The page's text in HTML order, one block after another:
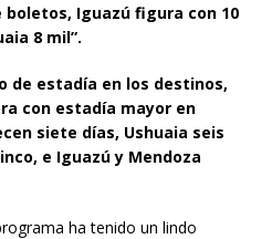
Iguazú figura con 10
8 mil”.
de estadía en los destinos,
con estadía mayor en
siete días, Ushuaia seis
e Iguazú y Mendoza
ha tenido un lindo